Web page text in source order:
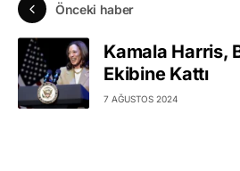
Önceki haber
Kamala Harris,
Ekibine Kattı
7 AĞUSTOS 2024